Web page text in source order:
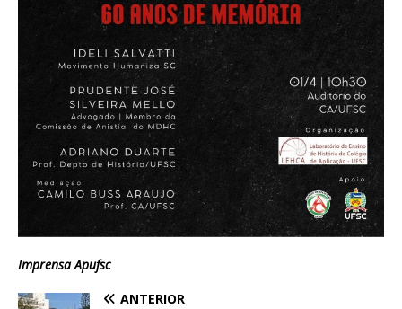
Imprensa Apufsc
ANTERIOR